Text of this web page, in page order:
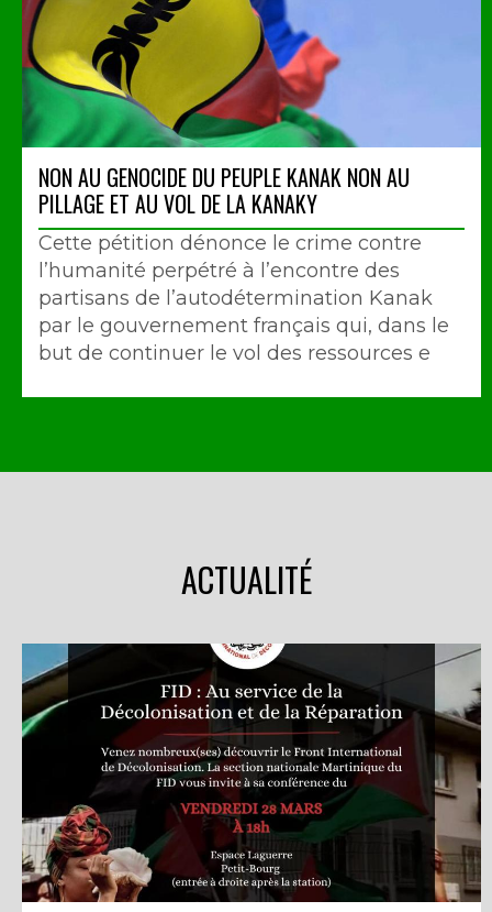
NON AU GENOCIDE DU PEUPLE KANAK NON AU
PILLAGE ET AU VOL DE LA KANAKY
Cette pétition dénonce le crime contre
l’humanité perpétré à l’encontre des
partisans de l’autodétermination Kanak
par le gouvernement français qui, dans le
but de continuer le vol des ressources e
ACTUALITÉ